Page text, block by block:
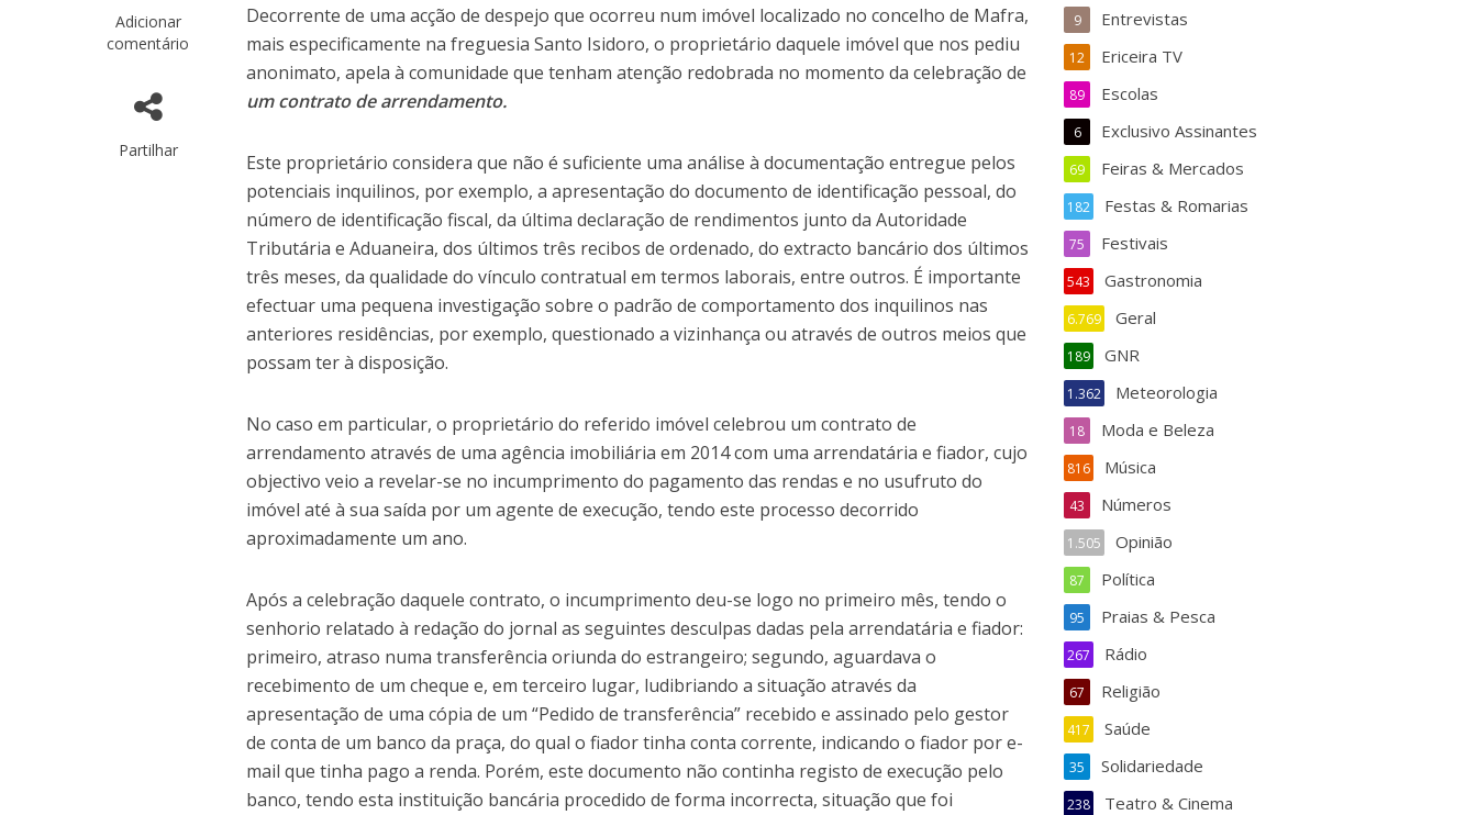
Adicionar
comentário
Partilhar
Decorrente de uma acção de despejo que ocorreu num imóvel localizado no concelho de Mafra,
mais especificamente na freguesia Santo Isidoro, o proprietário daquele imóvel que nos pediu
anonimato, apela à comunidade que tenham atenção redobrada no momento da celebração de
um contrato de arrendamento.
Este proprietário considera que não é suficiente uma análise à documentação entregue pelos
potenciais inquilinos, por exemplo, a apresentação do documento de identificação pessoal, do
número de identificação fiscal, da última declaração de rendimentos junto da Autoridade
Tributária e Aduaneira, dos últimos três recibos de ordenado, do extracto bancário dos últimos
três meses, da qualidade do vínculo contratual em termos laborais, entre outros. É importante
efectuar uma pequena investigação sobre o padrão de comportamento dos inquilinos nas
anteriores residências, por exemplo, questionado a vizinhança ou através de outros meios que
possam ter à disposição.
No caso em particular, o proprietário do referido imóvel celebrou um contrato de
arrendamento através de uma agência imobiliária em 2014 com uma arrendatária e fiador, cujo
objectivo veio a revelar-se no incumprimento do pagamento das rendas e no usufruto do
imóvel até à sua saída por um agente de execução, tendo este processo decorrido
aproximadamente um ano.
Após a celebração daquele contrato, o incumprimento deu-se logo no primeiro mês, tendo o
senhorio relatado à redação do jornal as seguintes desculpas dadas pela arrendatária e fiador:
primeiro, atraso numa transferência oriunda do estrangeiro; segundo, aguardava o
recebimento de um cheque e, em terceiro lugar, ludibriando a situação através da
apresentação de uma cópia de um “Pedido de transferência” recebido e assinado pelo gestor
de conta de um banco da praça, do qual o fiador tinha conta corrente, indicando o fiador por e-
mail que tinha pago a renda. Porém, este documento não continha registo de execução pelo
banco, tendo esta instituição bancária procedido de forma incorrecta, situação que foi
Entrevistas
9
Ericeira TV
12
Escolas
89
Exclusivo Assinantes
6
Feiras & Mercados
69
Festas & Romarias
182
Festivais
75
Gastronomia
543
Geral
6.769
GNR
189
Meteorologia
1.362
Moda e Beleza
18
Música
816
Números
43
Opinião
1.505
Política
87
Praias & Pesca
95
Rádio
267
Religião
67
Saúde
417
Solidariedade
35
Teatro & Cinema
238